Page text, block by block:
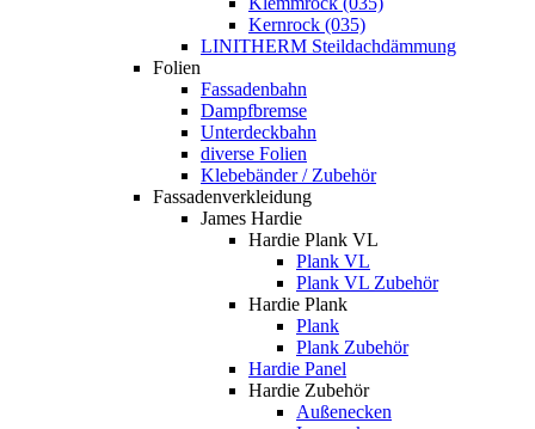
Kernrock (035)
LINITHERM Steildachdämmung
Folien
Fassadenbahn
Dampfbremse
Unterdeckbahn
diverse Folien
Klebebänder / Zubehör
Fassadenverkleidung
James Hardie
Hardie Plank VL
Plank VL
Plank VL Zubehör
Hardie Plank
Plank
Plank Zubehör
Hardie Panel
Hardie Zubehör
Außenecken